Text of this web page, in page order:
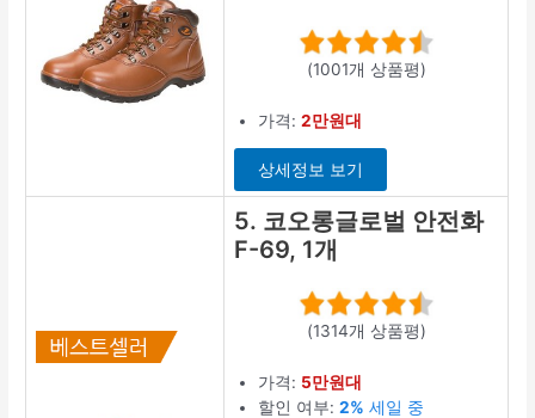
(1001개 상품평)
가격:2만원대
상세정보 보기
5. 코오롱글로벌 안전화
F-69, 1개
(1314개 상품평)
가격: 5만원대
할인 여부:2% 세일 중